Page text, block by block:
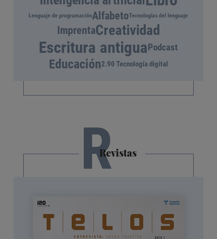
Lenguaje de programaciónAlfabetoTecnologías del lenguaje
ImprentaCreatividad
Escritura antigua Podcast
Educación2.90 Tecnología digital
RRevistas